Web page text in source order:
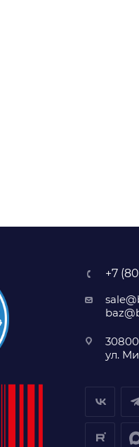
+7
ул.